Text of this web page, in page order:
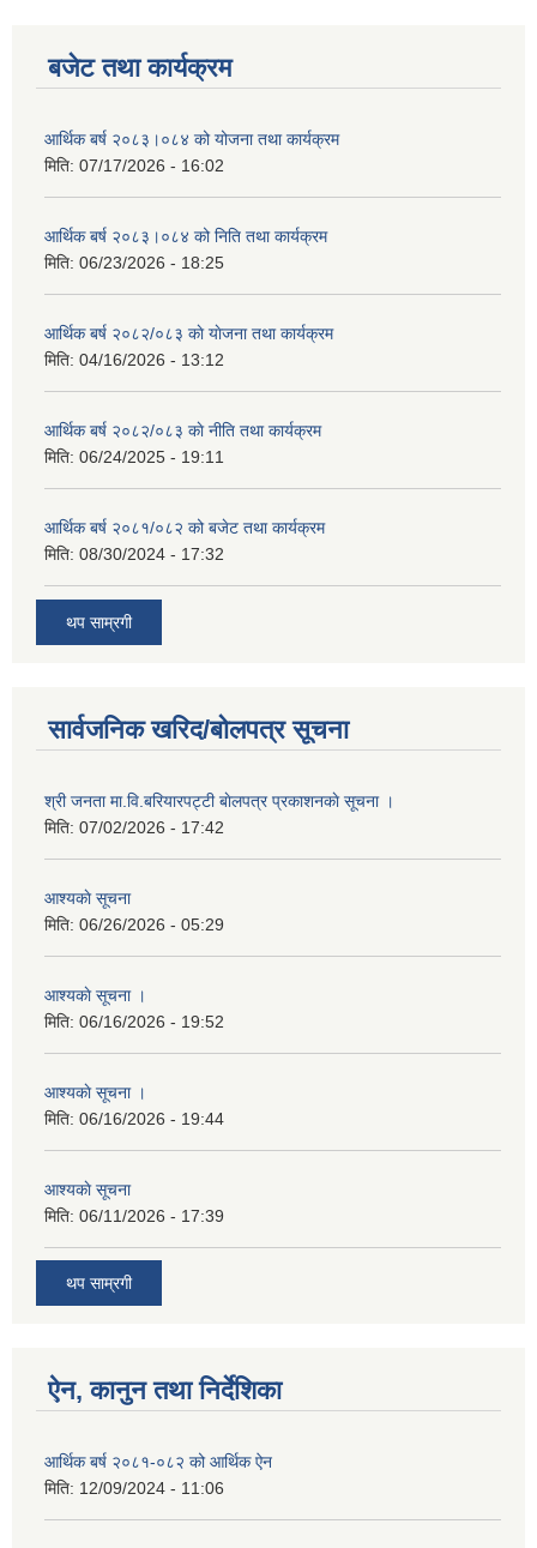
बजेट तथा कार्यक्रम
आर्थिक बर्ष २०८३।०८४ को योजना तथा कार्यक्रम
मिति: 07/17/2026 - 16:02
आर्थिक बर्ष २०८३।०८४ को निति तथा कार्यक्रम
मिति: 06/23/2026 - 18:25
आर्थिक बर्ष २०८२/०८३ काे याेजना तथा कार्यक्रम
मिति: 04/16/2026 - 13:12
आर्थिक बर्ष २०८२/०८३ काे नीति तथा कार्यक्रम
मिति: 06/24/2025 - 19:11
आर्थिक बर्ष २०८१/०८२ को बजेट तथा कार्यक्रम
मिति: 08/30/2024 - 17:32
थप साम्रगी
सार्वजनिक खरिद/बोलपत्र सूचना
श्री जनता मा.वि.बरियारपट्टी बाेलपत्र प्रकाशनकाे सूचना ।
मिति: 07/02/2026 - 17:42
आश्यकाे सूचना
मिति: 06/26/2026 - 05:29
आश्यकाे सूचना ।
मिति: 06/16/2026 - 19:52
आश्यकाे सूचना ।
मिति: 06/16/2026 - 19:44
आश्यकाे सूचना
मिति: 06/11/2026 - 17:39
थप साम्रगी
ऐन, कानुन तथा निर्देशिका
आर्थिक बर्ष २०८१-०८२ को आर्थिक ऐन
मिति: 12/09/2024 - 11:06